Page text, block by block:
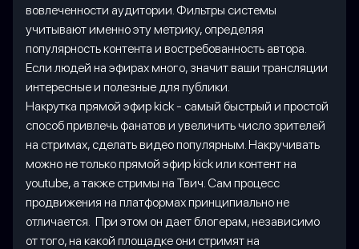
вовлеченности аудитории. Фильтры системы
учитывают именно эту метрику, определяя
популярность контента и востребованность автора.
Если людей на эфирах много, значит ваши трансляции
интересные и полезные для публики.
Накрутка прямой эфир kick - самый быстрый и простой
способ привлечь фанатов и увеличить число зрителей
на стримах, сделать видео популярным. Накручивать
можно не только прямой эфир kick или контент на
youtube, а также стримы на Твич. Сам процесс
продвижения на платформах принципиально не
отличается. При этом он дает блогерам, независимо
от того, на какой площадке они стримят на